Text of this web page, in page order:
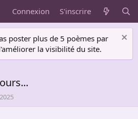
Connexion S'inscrire
poster plus de 5 poèmes par
la visibilité du site.